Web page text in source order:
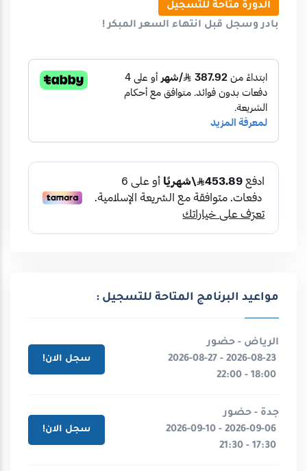
الدورة متاحة للتسجيل
بادر وسجل قبل انتهاء السعر المبكر!
مواعيد البرنامج المتاحة للتسجيل :
الرياض - حضور
سجل الان!
جدة - حضور
سجل الان!